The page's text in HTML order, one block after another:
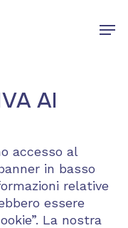
AI
accesso al
in basso
relative
essere
La nostra